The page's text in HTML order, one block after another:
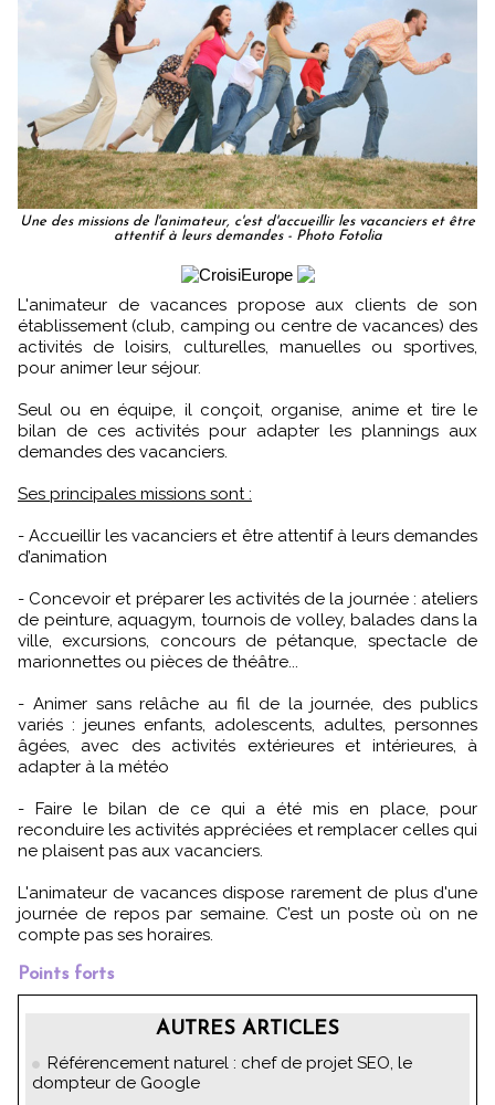
Une des missions de l'animateur, c'est d'accueillir les vacanciers et être
attentif à leurs demandes - Photo Fotolia
L'animateur de vacances propose aux clients de son
établissement (club, camping ou centre de vacances) des
activités de loisirs, culturelles, manuelles ou sportives,
pour animer leur séjour.
Seul ou en équipe, il conçoit, organise, anime et tire le
bilan de ces activités pour adapter les plannings aux
demandes des vacanciers.
Ses principales missions sont :
- Accueillir les vacanciers et être attentif à leurs demandes
d’animation
- Concevoir et préparer les activités de la journée : ateliers
de peinture, aquagym, tournois de volley, balades dans la
ville, excursions, concours de pétanque, spectacle de
marionnettes ou pièces de théâtre...
- Animer sans relâche au fil de la journée, des publics
variés : jeunes enfants, adolescents, adultes, personnes
âgées, avec des activités extérieures et intérieures, à
adapter à la météo
- Faire le bilan de ce qui a été mis en place, pour
reconduire les activités appréciées et remplacer celles qui
ne plaisent pas aux vacanciers.
L'animateur de vacances dispose rarement de plus d'une
journée de repos par semaine. C’est un poste où on ne
compte pas ses horaires.
Points forts
AUTRES ARTICLES
Référencement naturel : chef de projet SEO, le
dompteur de Google